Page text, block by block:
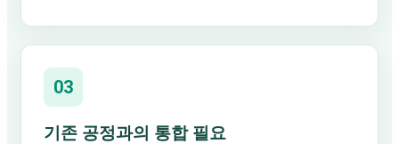
03
기존 공정과의 통합 필요